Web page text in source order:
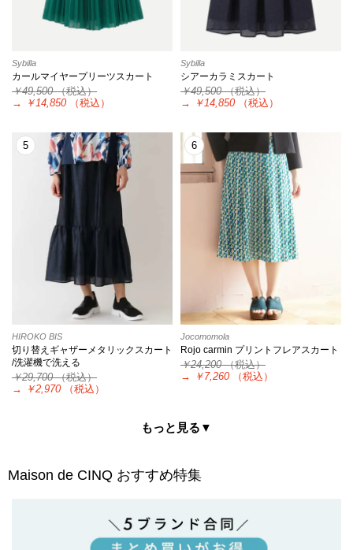
Sybilla
カールマイヤープリーツスカート
￥49,500（税込）
→
￥14,850 （税込）
Sybilla
シアーカラミスカート
￥49,500（税込）
→
￥14,850 （税込）
5
HIROKO BIS
切り替えギャザーメタリックスカート
/洗濯機で洗える
￥29,700（税込）
→
￥2,970 （税込）
6
Jocomomola
Rojo carmin プリントフレアスカート
￥24,200（税込）
→
￥7,260 （税込）
もっと見る▼
Maison de CINQ おすすめ特集